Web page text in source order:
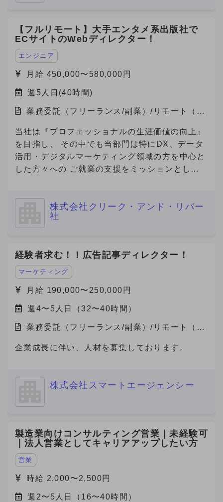
【フルリモート】大手エンタメ系出版社で
ECサイトのWebディレクター！
エンジニア
月給 450,000〜580,000円
週5人日(40時間)
業務委託（フリーランス/副業）/リモート（在
当社は『プロフェッショナルの生涯価値の向上』
を目指し、 その中でも当部門は特にDX、データ
活用・デジタルマーケティング領域の方を中心と
した方々への ご就業の支援をミッションとして
株式会社クリーク・アンド・リバー
社
経験者求む！！広告記事ディレクター！
マーケティング
月給 190,000〜250,000円
週4〜5人日（32〜40時間）
業務委託（フリーランス/副業）/リモート（在
企業成長に伴い、人材を募集しております。
株式会社スマートエージェンシー
製造業向けコンサルティング営業｜未経験可
｜法人営業としてキャリアアップしたい方
営業
時給 2,000〜2,500円
週2〜5人日（16〜40時間）